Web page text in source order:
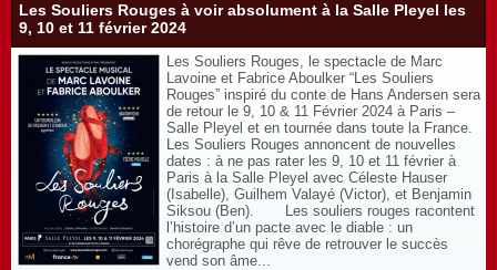
Les Souliers Rouges à voir absolument à la Salle Pleyel les
9, 10 et 11 février 2024
Les Souliers Rouges, le spectacle de Marc
Lavoine et Fabrice Aboulker “Les Souliers
Rouges” inspiré du conte de Hans Andersen sera
de retour le 9, 10 & 11 Février 2024 à Paris –
Salle Pleyel et en tournée dans toute la France.
Les Souliers Rouges annoncent de nouvelles
dates : à ne pas rater les 9, 10 et 11 février à
Paris à la Salle Pleyel avec Céleste Hauser
(Isabelle), Guilhem Valayé (Victor), et Benjamin
Siksou (Ben). Les souliers rouges racontent
l’histoire d’un pacte avec le diable : un
chorégraphe qui rêve de retrouver le succès
vend son âme...